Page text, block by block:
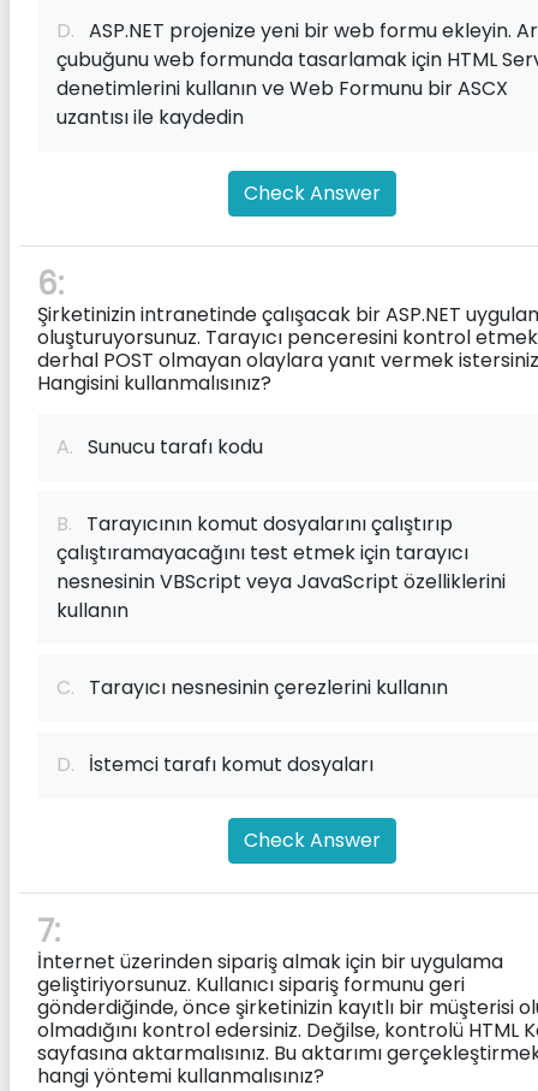
D. ASP.NET projenize yeni bir web formu ekleyin.
çubuğunu web formunda tasarlamak için HTML
denetimlerini kullanın ve Web Formunu bir ASCX
uzantısı ile kaydedin
Check Answer
6:
Şirketinizin intranetinde çalışacak bir ASP.NET
oluşturuyorsunuz. Tarayıcı penceresini kontrol
derhal POST olmayan olaylara yanıt vermek
Hangisini kullanmalısınız?
A. Sunucu tarafı kodu
B. Tarayıcının komut dosyalarını çalıştırıp
çalıştıramayacağını test etmek için tarayıcı
nesnesinin VBScript veya JavaScript özelliklerini
kullanın
C. Tarayıcı nesnesinin çerezlerini kullanın
D. İstemci tarafı komut dosyaları
Check Answer
7:
İnternet üzerinden sipariş almak için bir uygulama
geliştiriyorsunuz. Kullanıcı sipariş formunu geri
gönderdiğinde, önce şirketinizin kayıtlı bir müşterisi
olmadığını kontrol edersiniz. Değilse, kontrolü HTML
sayfasına aktarmalısınız. Bu aktarımı
hangi yöntemi kullanmalısınız?